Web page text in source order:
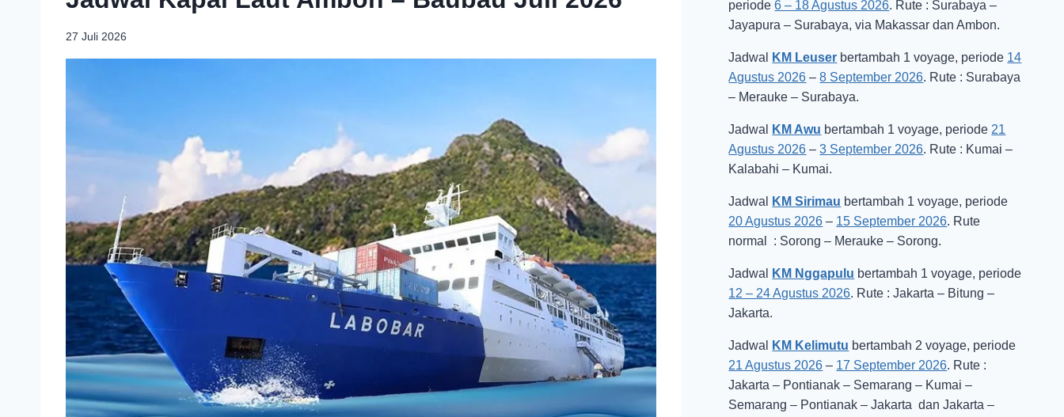
27 Juli 2026
periode6 – 18 Agustus 2026. Rute : Surabaya –
Jayapura – Surabaya, via Makassar dan Ambon.
Jadwal KM Leuser bertambah 1 voyage, periode 14
Agustus 2026 –8 September 2026. Rute : Surabaya
– Merauke – Surabaya.
Jadwal KM Awu bertambah 1 voyage, periode 21
Agustus 2026 –3 September 2026. Rute : Kumai –
Kalabahi – Kumai.
Jadwal KM Sirimau bertambah 1 voyage, periode
20 Agustus 2026 – 15 September 2026. Rute
normal : Sorong – Merauke – Sorong.
Jadwal KM Nggapulu bertambah 1 voyage, periode
12 – 24 Agustus 2026. Rute : Jakarta – Bitung –
Jakarta.
Jadwal KM Kelimutu bertambah 2 voyage, periode
21 Agustus 2026 – 17 September 2026. Rute :
Jakarta – Pontianak – Semarang – Kumai –
Semarang – Pontianak – Jakarta dan Jakarta –